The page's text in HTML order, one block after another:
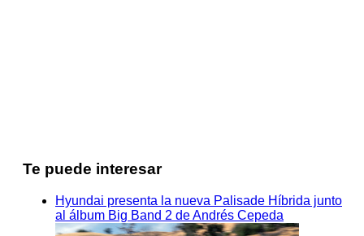
Te puede interesar
Hyundai presenta la nueva Palisade Híbrida junto
al álbum Big Band 2 de Andrés Cepeda